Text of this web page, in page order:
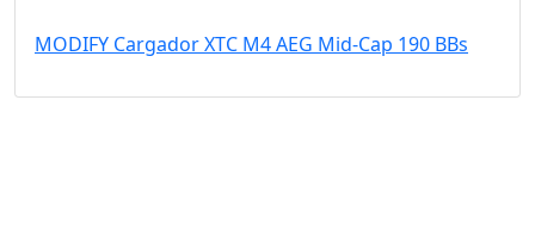
MODIFY Cargador XTC M4 AEG Mid-Cap 190 BBs